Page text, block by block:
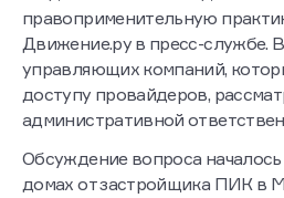
На данный момент ведомство
правоприменительную
Движение.ру в пресс-службе.
управляющих компаний,
доступу провайдеров,
Обсуждение вопроса